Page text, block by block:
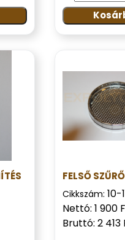
FELSŐ
Cikkszám: 10-
Nettó: 1 900
Bruttó: 2 413